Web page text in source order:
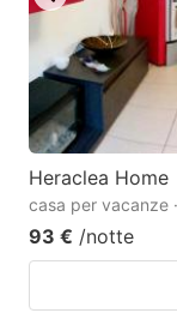
Heraclea Home
casa per vacanze
93 € /notte